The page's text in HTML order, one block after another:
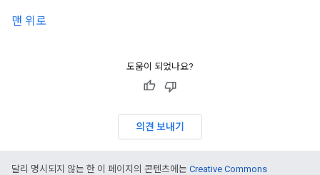
맨 위로
도움이 되었나요?
의견 보내기
달리 명시되지 않는 한 이 페이지의 콘텐츠에는 Creative Commons